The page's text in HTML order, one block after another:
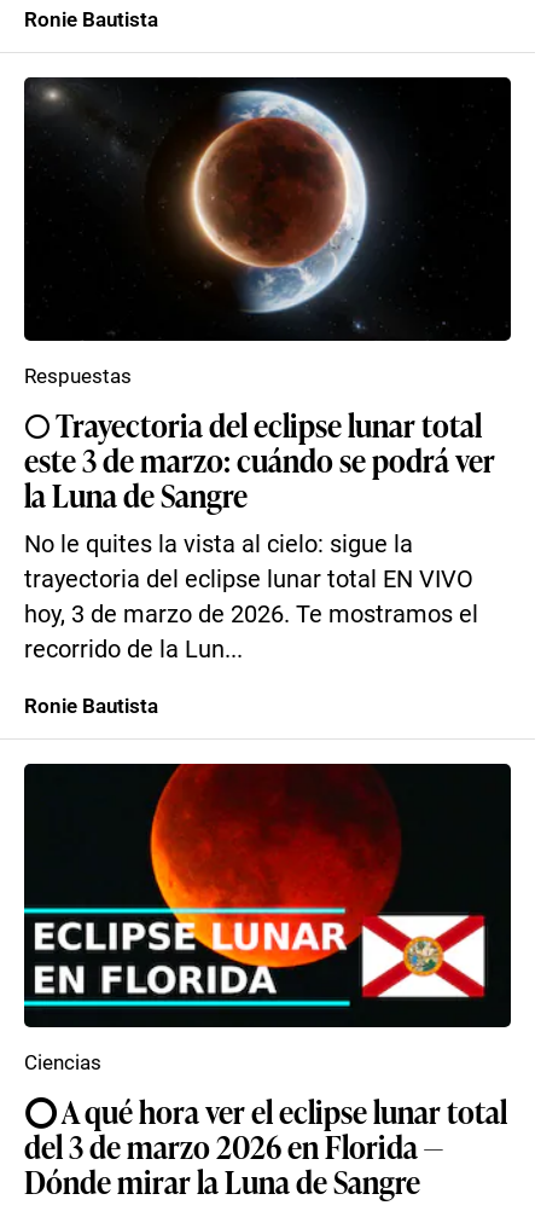
Ronie Bautista
🌕 Trayectoria del eclipse lunar total
este 3 de marzo: cuándo se podrá ver
la Luna de Sangre
No le quites la vista al cielo: sigue la
trayectoria del eclipse lunar total EN VIVO
hoy, 3 de marzo de 2026. Te mostramos el
recorrido de la Lun...
Respuestas
Ronie Bautista
⭕ A qué hora ver el eclipse lunar total
del 3 de marzo 2026 en Florida —
Dónde mirar la Luna de Sangre
Ciencias